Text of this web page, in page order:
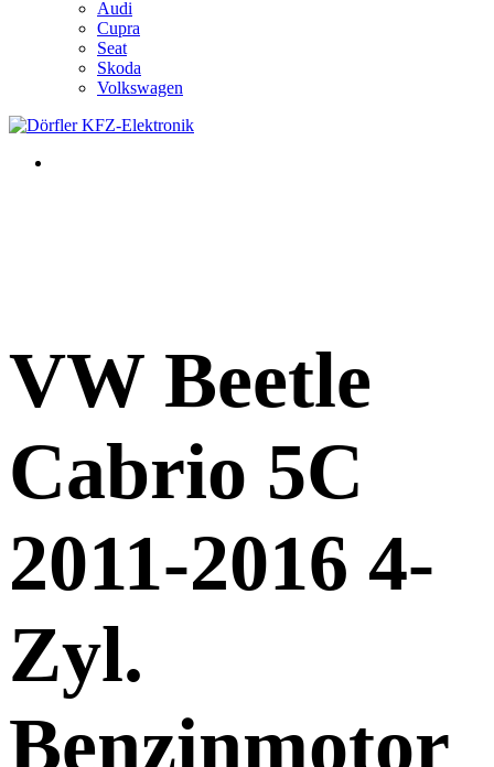
Audi
Cupra
Seat
Skoda
Volkswagen
VW Beetle
Cabrio 5C
2011-2016 4-
Zyl.
Benzinmotor